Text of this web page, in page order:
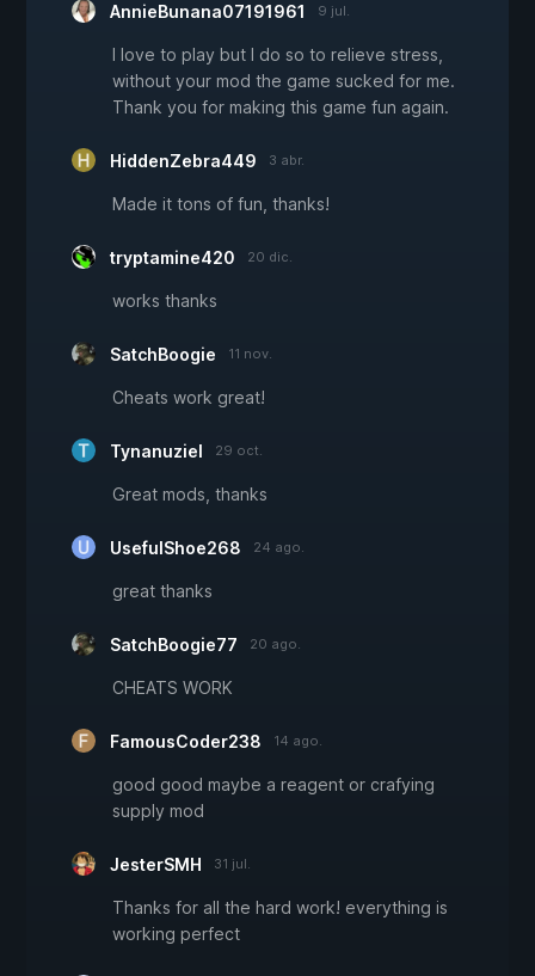
AnnieBunana07191961 9 jul.
I love to play but I do so to relieve stress,
without your mod the game sucked for me.
Thank you for making this game fun again.
HiddenZebra449 3 abr.
Made it tons of fun, thanks!
tryptamine420 20 dic.
works thanks
SatchBoogie 11 nov.
Cheats work great!
Tynanuziel 29 oct.
Great mods, thanks
UsefulShoe268 24 ago.
great thanks
SatchBoogie77 20 ago.
CHEATS WORK
FamousCoder238 14 ago.
good good maybe a reagent or crafying
supply mod
JesterSMH 31 jul.
Thanks for all the hard work! everything is
working perfect